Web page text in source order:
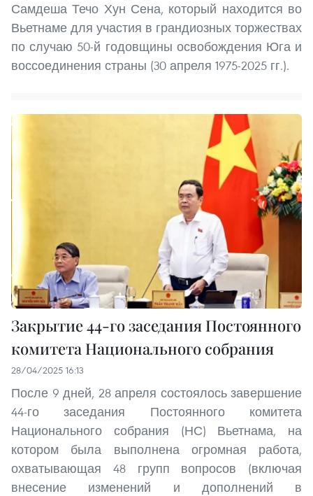
Самдеша Течо Хун Сена, который находится во
Вьетнаме для участия в грандиозных торжествах
по случаю 50-й годовщины освобождения Юга и
воссоединения страны (30 апреля 1975-2025 гг.).
Закрытие 44-го заседания Постоянного
комитета Национального собрания
28/04/2025 16:13
После 9 дней, 28 апреля состоялось завершение
44-го заседания Постоянного комитета
Национального собрания (НС) Вьетнама, на
котором была выполнена огромная работа,
охватывающая 48 групп вопросов (включая
внесение изменений и дополнений в